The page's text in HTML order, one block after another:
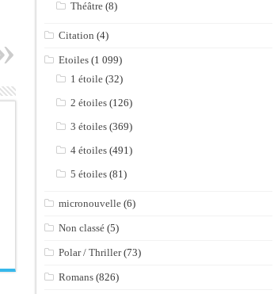
Théâtre (8)
Citation (4)
Etoiles (1 099)
1 étoile (32)
2 étoiles (126)
3 étoiles (369)
4 étoiles (491)
5 étoiles (81)
micronouvelle (6)
Non classé (5)
Polar / Thriller(73)
Romans (826)